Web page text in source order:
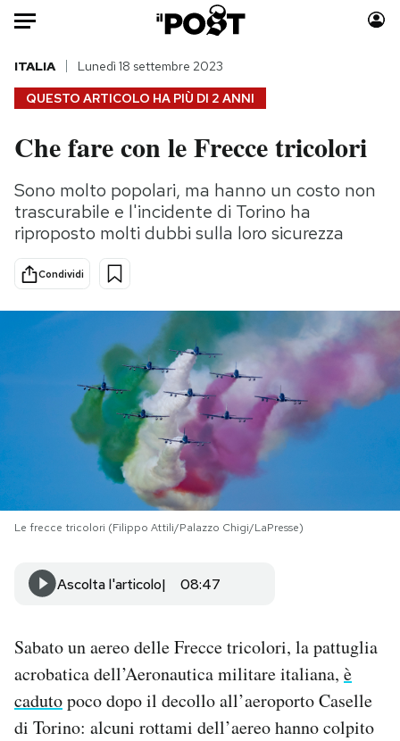
Auto
HOME
Italia
Politica
Tecnologia
Scienza
Moda
Consumismi
Storie/Idee
Altrecose
Mondiali calcio 2026
PODCAST
CALENDARIO
AREA PERSONALE
QUESTO ARTICOLO HA PIÙ DI 2 ANNI
ITALIA Lunedì 18 settembre 2023
Che fare con le Frecce tricolori
Sono molto popolari, ma hanno un costo non
trascurabile e l'incidente di Torino ha
riproposto molti dubbi sulla loro sicurezza
Condividi
Le frecce tricolori (Filippo Attili/Palazzo Chigi/LaPresse)
Ascolta l'articolo 08:47
Sabato un aereo delle Frecce tricolori, la pattuglia
acrobatica dell’Aeronautica militare italiana, è
cadutopoco dopo il decollo all’aeroporto Caselle
di Torino: alcuni rottami dell’aereo hanno colpito